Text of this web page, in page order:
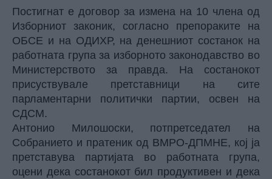
Постигнат е договор за измена на 10 члена од
Изборниот законик, согласно препораките на
ОБСЕ и на ОДИХР, на денешниот состанок на
работната група за изборното законодавство во
Министерството за правда. На состанокот
присуствувале претставници на сите
парламентарни политички партии, освен на
СДСМ.
Антонио Милошоски, потпретседател на
Собранието и пратеник од ВМРО-ДПМНЕ, кој ја
претставува партијата во работната група,
оцени дека состанокот бил продуктивен и дека